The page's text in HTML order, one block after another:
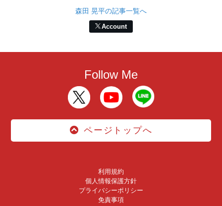
森田 晃平の記事一覧へ
Account
Follow Me
ページトップへ
利用規約
個人情報保護方針
プライバシーポリシー
免責事項